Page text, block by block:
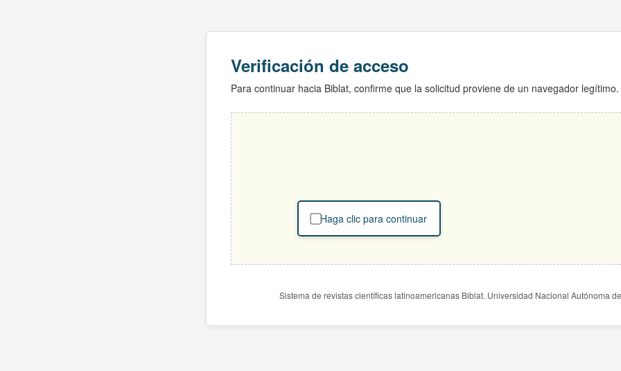
Verificación de acceso
Para continuar hacia Biblat, confirme que la solicitud proviene de un navegador legítimo.
Haga clic para continuar
Sistema de revistas científicas latinoamericanas Biblat. Universidad Nacional Autónoma